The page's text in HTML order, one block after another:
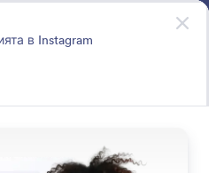
Качете примерни
в Instagram